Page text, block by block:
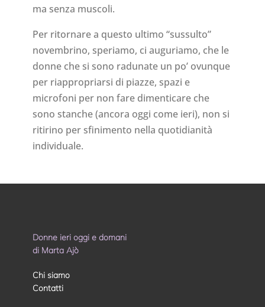
ma senza muscoli.
Per ritornare a questo ultimo “sussulto”
novembrino, speriamo, ci auguriamo, che le
donne che si sono radunate un po’ ovunque
per riappropriarsi di piazze, spazi e
microfoni per non fare dimenticare che
sono stanche (ancora oggi come ieri), non si
ritirino per sfinimento nella quotidianità
individuale.
Donne ieri oggi e domani
di Marta Ajò
Chi siamo
Contatti